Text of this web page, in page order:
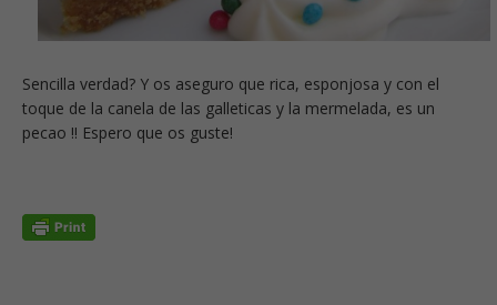
Sencilla verdad? Y os aseguro que rica, esponjosa y con el
toque de la canela de las galleticas y la mermelada, es un
pecao !! Espero que os guste!